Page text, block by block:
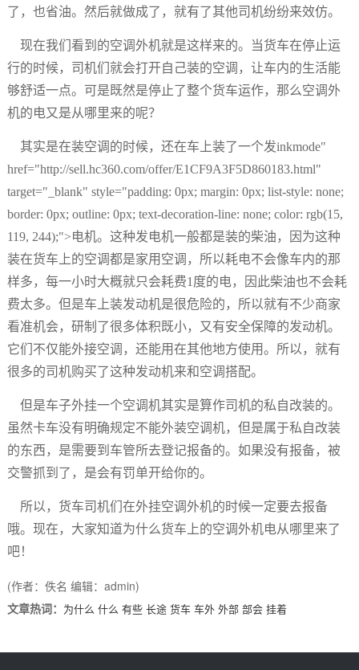
了，也省油。然后就做成了，就有了其他司机纷纷来效仿。
现在我们看到的空调外机就是这样来的。当货车在停止运
行的时候，司机们就会打开自己装的空调，让车内的生活能
够舒适一点。可是既然是停止了整个货车运作，那么空调外
机的电又是从哪里来的呢？
其实是在装空调的时候，还在车上装了一个发inkmode"
href="http://sell.hc360.com/offer/E1CF9A3F5D860183.html"
target="_blank" style="padding: 0px; margin: 0px; list-style: none;
border: 0px; outline: 0px; text-decoration-line: none; color: rgb(15,
119, 244);">电机。这种发电机一般都是装的柴油，因为这种
装在货车上的空调都是家用空调，所以耗电不会像车内的那
样多，每一小时大概就只会耗费1度的电，因此柴油也不会耗
费太多。但是车上装发动机是很危险的，所以就有不少商家
看准机会，研制了很多体积既小，又有安全保障的发动机。
它们不仅能外接空调，还能用在其他地方使用。所以，就有
很多的司机购买了这种发动机来和空调搭配。
但是车子外挂一个空调机其实是算作司机的私自改装的。
虽然卡车没有明确规定不能外装空调机，但是属于私自改装
的东西，是需要到车管所去登记报备的。如果没有报备，被
交警抓到了，是会有罚单开给你的。
所以，货车司机们在外挂空调外机的时候一定要去报备
哦。现在，大家知道为什么货车上的空调外机电从哪里来了
吧！
(作者：佚名 编辑：admin)
文章热词： 为什么 什么 有些 长途 货车 车外 外部 部会 挂着